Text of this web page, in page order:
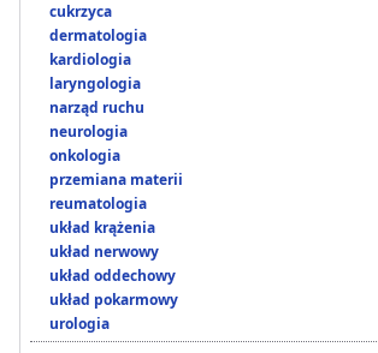
cukrzyca
dermatologia
kardiologia
laryngologia
narząd ruchu
neurologia
onkologia
przemiana materii
reumatologia
układ krążenia
układ nerwowy
układ oddechowy
układ pokarmowy
urologia